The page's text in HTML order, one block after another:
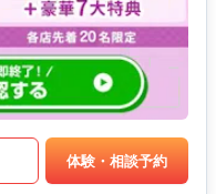
体験・相談予約